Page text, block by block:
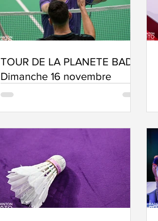
TOUR DE LA PLANETE BAD -
Dimanche 16 novembre